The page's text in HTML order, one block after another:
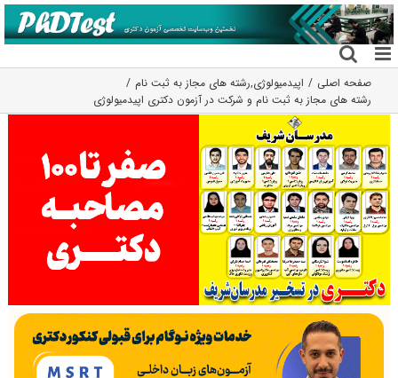
رفتن
به
محتوا
صفحه اصلی اپیدمیولوژی,رشته های مجاز به ثبت نام
رشته های مجاز به ثبت نام و شرکت در آزمون دکتری اپیدمیولوژی